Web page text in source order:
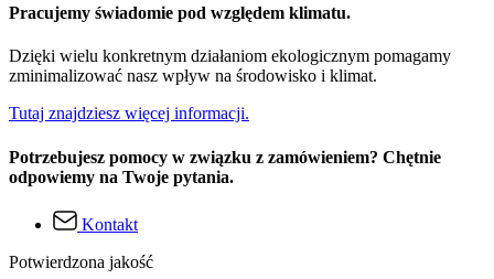
Pracujemy świadomie pod względem klimatu.
Dzięki wielu konkretnym działaniom ekologicznym pomagamy
zminimalizować nasz wpływ na środowisko i klimat.
Tutaj znajdziesz więcej informacji.
Potrzebujesz pomocy w związku z zamówieniem? Chętnie
odpowiemy na Twoje pytania.
Kontakt
Potwierdzona jakość